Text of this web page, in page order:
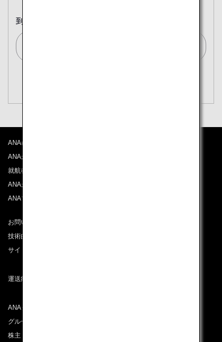
到着地
ANAについて
ANAからのお知らせ
就航都市
ANAがお約束する体験
ANAマイレージクラブ
お問い合わせ
技術的なお問い合わせ（推奨環境）
サイトマップ
運送約款
ANAグループについて
グループ企業一覧
株主・投資家情報